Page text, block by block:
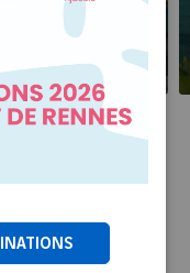
Malo et